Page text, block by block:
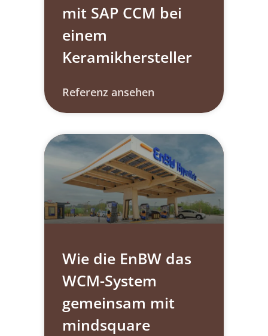
mit SAP CCM bei
einem
Keramikhersteller
Referenz ansehen
Wie die EnBW das
WCM-System
gemeinsam mit
mindsquare